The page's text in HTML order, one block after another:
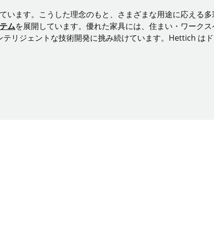
ます。こうした理念のもと、さまざまな用途に応える多
ムを展開しています。優れた家具には、住まい・ワーク
リジェントな技術開発に挑み続けています。Hettich は